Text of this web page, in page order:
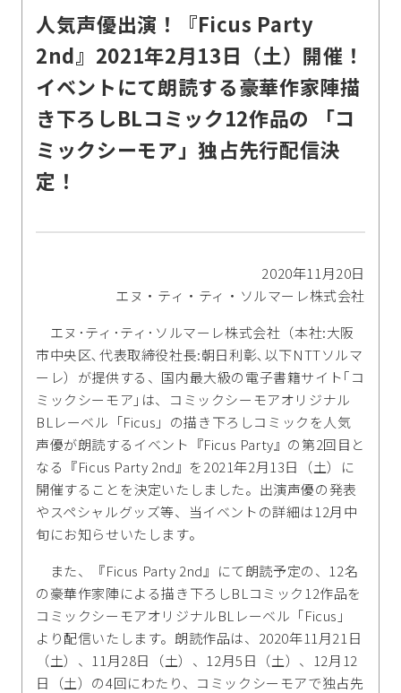
人気声優出演！『Ficus Party
2nd』2021年2月13日（土）開催！
イベントにて朗読する豪華作家陣描
き下ろしBLコミック12作品の 「コ
ミックシーモア」独占先行配信決
定！
2020年11月20日
エヌ・ティ・ティ・ソルマーレ株式会社
エヌ･ティ･ティ･ソルマーレ株式会社（本社:大阪
市中央区､代表取締役社長:朝日利彰､以下NTTソルマ
ーレ）が提供する、国内最大級の電子書籍サイト｢コ
ミックシーモア｣は、コミックシーモアオリジナル
BLレーベル「Ficus」の描き下ろしコミックを人気
声優が朗読するイベント『Ficus Party』の第2回目と
なる『Ficus Party 2nd』を2021年2月13日（土）に
開催することを決定いたしました。出演声優の発表
やスペシャルグッズ等、当イベントの詳細は12月中
旬にお知らせいたします。
また、『Ficus Party 2nd』にて朗読予定の、12名
の豪華作家陣による描き下ろしBLコミック12作品を
コミックシーモアオリジナルBLレーベル「Ficus」
より配信いたします。朗読作品は、2020年11月21日
（土）、11月28日（土）、12月5日（土）、12月12
日（土）の4回にわたり、コミックシーモアで独占先